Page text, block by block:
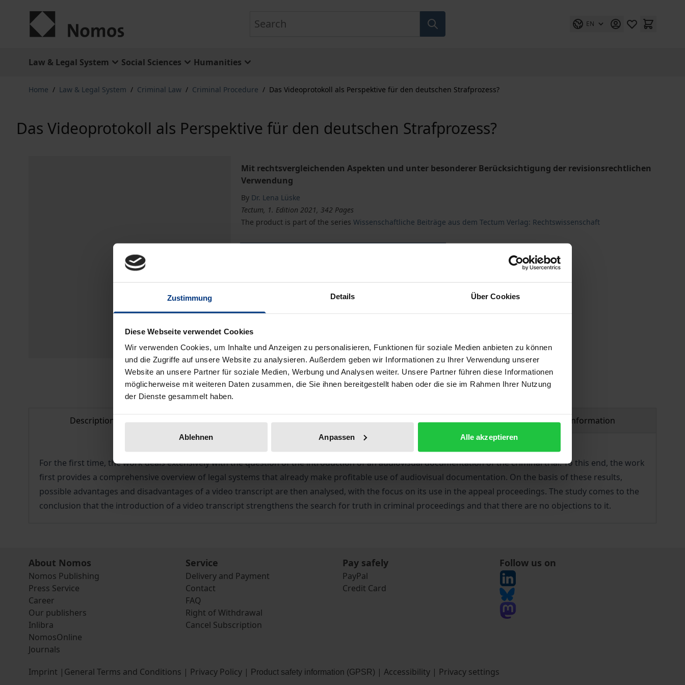
Zustimmung Details Über Cookies
Diese Webseite verwendet Cookies
Wir verwenden Cookies, um Inhalte und Anzeigen zu personalisieren, Funktionen für soziale Medien anbieten zu können
und die Zugriffe auf unsere Website zu analysieren. Außerdem geben wir Informationen zu Ihrer Verwendung unserer
Website an unsere Partner für soziale Medien, Werbung und Analysen weiter. Unsere Partner führen diese Informationen
möglicherweise mit weiteren Daten zusammen, die Sie ihnen bereitgestellt haben oder die sie im Rahmen Ihrer Nutzung
der Dienste gesammelt haben.
Ablehnen Anpassen Alle akzeptieren
EN
Law & Legal System Social Sciences Humanities
Home / Law & Legal System / Criminal Law / Criminal Procedure / Das Videoprotokoll als Perspektive für den deutschen Strafprozess?
Das Videoprotokoll als Perspektive für den deutschen Strafprozess?
Mit rechtsvergleichenden Aspekten und unter besonderer Berücksichtigung der revisionsrechtlichen
Verwendung
By Dr. Lena Lüske
Tectum, 1. Edition 2021, 342 Pages
The product is part of the seriesWissenschaftliche Beiträge aus dem Tectum Verlag: Rechtswissenschaft
Add to Cart Add to Wish List
Delivery cost notice
Description Bibliographical data Additional material Product safety information
For the first time, the work deals extensively with the question of the introduction of an audiovisual documentation of the criminal trial. To this end, the work
first provides a comprehensive overview of legal systems that already make profitable use of audiovisual documentation. On the basis of these results,
possible advantages and disadvantages of a video transcript are then analysed, with the focus on its use in the appeal proceedings. The study comes to the
conclusion that the introduction of a video transcript strengthens the search for truth in criminal proceedings and that there are no objections to it.
About Nomos
Nomos Publishing
Press Service
Career
Our publishers
Inlibra
NomosOnline
Journals
Service
Delivery and Payment
Contact
FAQ
Right of Withdrawal
Cancel Subscription
Pay safely
PayPal
Credit Card
Follow us on
Imprint | General Terms and Conditions | Privacy Policy | Product safety information (GPSR) | Accessibility | Privacy settings